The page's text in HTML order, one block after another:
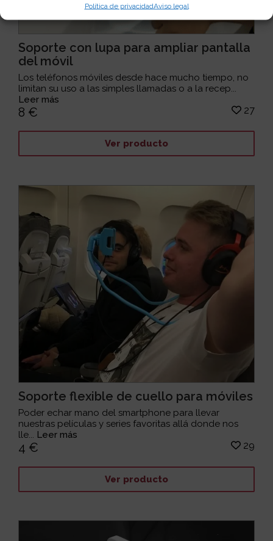
Política de privacidadAviso legal
Soporte con lupa para ampliar pantalla
del móvil
Los teléfonos móviles desde hace mucho tiempo, no
limitan su uso a las simples llamadas o a la recep...
Leer más
8 € 27
Ver producto
Soporte flexible de cuello para móviles
Poder echar mano del smartphone para llevar
nuestras películas y series favoritas allá donde nos
lle... Leer más
4 € 29
Ver producto